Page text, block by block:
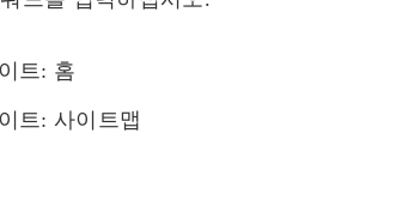
트: 홈
트: 사이트맵